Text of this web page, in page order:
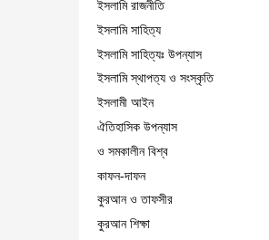
ইসলামি রাজনীতি
ইসলামি সাহিত্য
ইসলামি সাহিত্যঃ উপন্যাস
ইসলামি স্থাপত্য ও সংস্কৃতি
ইসলামী আইন
ঐতিহাসিক উপন্যাস
ও সমকালীন বিশ্ব
কাফন-দাফন
কুরআন ও তাফসীর
কুরআন শিক্ষা